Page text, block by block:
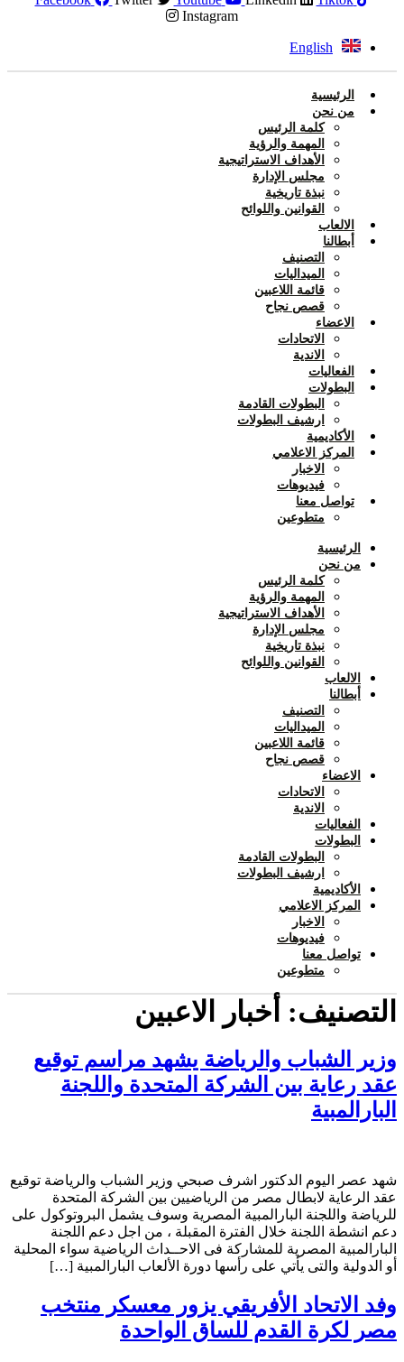
Instagram
English
الرئيسية
من نحن
كلمة الرئيس
المهمة والرؤية
الأهداف الاستراتيجية
مجلس الإدارة
نبذة تاريخية
القوانين واللوائح
الالعاب
أبطالنا
التصنيف
الميداليات
قائمة اللاعبين
قصص نجاح
الاعضاء
الاتحادات
الاندية
الفعاليات
البطولات
البطولات القادمة
ارشيف البطولات
الأكاديمية
المركز الاعلامي
الاخبار
فيديوهات
تواصل معنا
متطوعين
الرئيسية
من نحن
كلمة الرئيس
المهمة والرؤية
الأهداف الاستراتيجية
مجلس الإدارة
نبذة تاريخية
القوانين واللوائح
الالعاب
أبطالنا
التصنيف
الميداليات
قائمة اللاعبين
قصص نجاح
الاعضاء
الاتحادات
الاندية
الفعاليات
البطولات
البطولات القادمة
ارشيف البطولات
الأكاديمية
المركز الاعلامي
الاخبار
فيديوهات
تواصل معنا
متطوعين
التصنيف: أخبار الاعبين
وزير الشباب والرياضة يشهد مراسم توقيع
عقد رعاية بين الشركة المتحدة واللجنة
البارالمبية
شهد عصر اليوم الدكتور اشرف صبحي وزير الشباب والرياضة توقيع
عقد الرعاية لابطال مصر من الرياضيين بين الشركة المتحدة
للرياضة واللجنة البارالمبية المصرية وسوف يشمل البروتوكول على
دعم انشطة اللجنة خلال الفترة المقبلة ، من اجل دعم اللجنة
البارالمبية المصرية للمشاركة فى الاحــداث الرياضية سواء المحلية
أو الدولية والتى يأتي على رأسها دورة الألعاب البارالمبية […]
وفد الاتحاد الأفريقي يزور معسكر منتخب
مصر لكرة القدم للساق الواحدة